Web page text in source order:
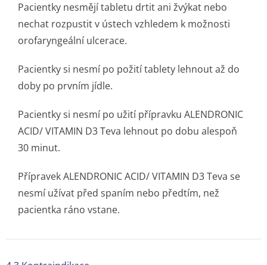
Pacientky nesmějí tabletu drtit ani žvýkat nebo
nechat rozpustit v ústech vzhledem k možnosti
orofaryngeální ulcerace.
Pacientky si nesmí po požití tablety lehnout až do
doby po prvním jídle.
Pacientky si nesmí po užití přípravku ALENDRONIC
ACID/ VITAMIN D3 Teva lehnout po dobu alespoň
30 minut.
Přípravek ALENDRONIC ACID/ VITAMIN D3 Teva se
nesmí užívat před spaním nebo předtím, než
pacientka ráno vstane.